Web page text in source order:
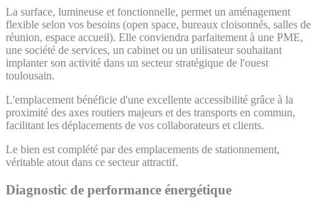
La surface, lumineuse et fonctionnelle, permet un aménagement
flexible selon vos besoins (open space, bureaux cloisonnés, salles de
réunion, espace accueil). Elle conviendra parfaitement à une PME,
une société de services, un cabinet ou un utilisateur souhaitant
implanter son activité dans un secteur stratégique de l'ouest
toulousain.
L'emplacement bénéficie d'une excellente accessibilité grâce à la
proximité des axes routiers majeurs et des transports en commun,
facilitant les déplacements de vos collaborateurs et clients.
Le bien est complété par des emplacements de stationnement,
véritable atout dans ce secteur attractif.
Diagnostic de performance énergétique